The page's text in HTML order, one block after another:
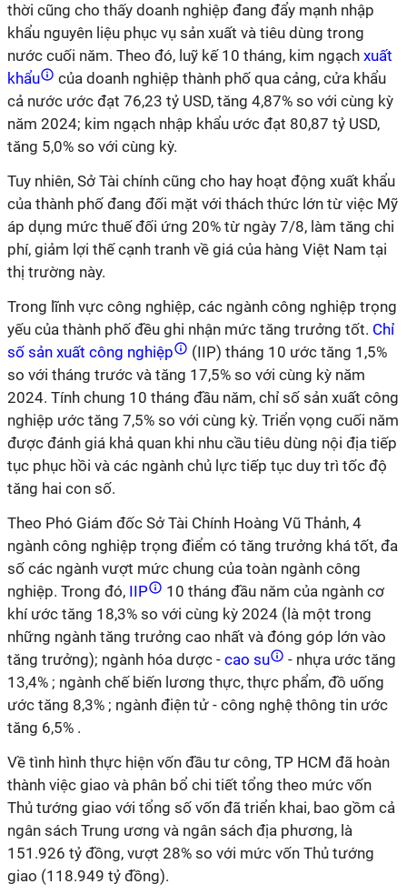
thời cũng cho thấy doanh nghiệp đang đẩy mạnh nhập
khẩu nguyên liệu phục vụ sản xuất và tiêu dùng trong
nước cuối năm. Theo đó, luỹ kế 10 tháng, kim ngạch xuất
khẩu
của doanh nghiệp thành phố qua cảng, cửa khẩu
cả nước ước đạt 76,23 tỷ USD, tăng 4,87% so với cùng kỳ
năm 2024; kim ngạch nhập khẩu ước đạt 80,87 tỷ USD,
tăng 5,0% so với cùng kỳ.
Tuy nhiên, Sở Tài chính cũng cho hay hoạt động xuất khẩu
của thành phố đang đối mặt với thách thức lớn từ việc Mỹ
áp dụng mức thuế đối ứng 20% từ ngày 7/8, làm tăng chi
phí, giảm lợi thế cạnh tranh về giá của hàng Việt Nam tại
thị trường này.
Trong lĩnh vực công nghiệp, các ngành công nghiệp trọng
yếu của thành phố đều ghi nhận mức tăng trưởng tốt. Chỉ
số sản xuất công nghiệp
(IIP) tháng 10 ước tăng 1,5%
so với tháng trước và tăng 17,5% so với cùng kỳ năm
2024. Tính chung 10 tháng đầu năm, chỉ số sản xuất công
nghiệp ước tăng 7,5% so với cùng kỳ. Triển vọng cuối năm
được đánh giá khả quan khi nhu cầu tiêu dùng nội địa tiếp
tục phục hồi và các ngành chủ lực tiếp tục duy trì tốc độ
tăng hai con số.
Theo Phó Giám đốc Sở Tài Chính Hoàng Vũ Thảnh, 4
ngành công nghiệp trọng điểm có tăng trưởng khá tốt, đa
số các ngành vượt mức chung của toàn ngành công
nghiệp. Trong đó, IIP
10 tháng đầu năm của ngành cơ
khí ước tăng 18,3% so với cùng kỳ 2024 (là một trong
những ngành tăng trưởng cao nhất và đóng góp lớn vào
tăng trưởng); ngành hóa dược - cao su
- nhựa ước tăng
13,4% ; ngành chế biến lương thực, thực phẩm, đồ uống
ước tăng 8,3% ; ngành điện tử - công nghệ thông tin ước
tăng 6,5% .
Về tình hình thực hiện vốn đầu tư công, TP HCM đã hoàn
thành việc giao và phân bổ chi tiết tổng theo mức vốn
Thủ tướng giao với tổng số vốn đã triển khai, bao gồm cả
ngân sách Trung ương và ngân sách địa phương, là
151.926 tỷ đồng, vượt 28% so với mức vốn Thủ tướng
giao (118.949 tỷ đồng).